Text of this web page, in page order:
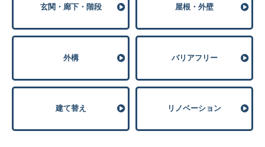
玄関・廊下・階段 屋根・外壁
外構 バリアフリー
建て替え リノベーション